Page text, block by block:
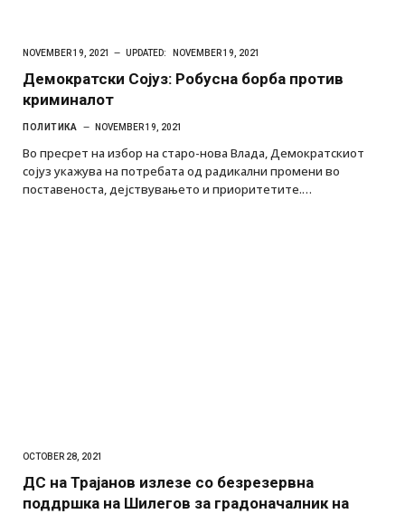
NOVEMBER 19, 2021 UPDATED: NOVEMBER 19, 2021
Демократски Сојуз: Робусна борба против
криминалот
ПОЛИТИКА NOVEMBER 19, 2021
Во пресрет на избор на старо-нова Влада, Демократскиот
сојуз укажува на потребата од радикални промени во
поставеноста, дејствувањето и приоритетите.…
OCTOBER 28, 2021
ДС на Трајанов излезе со безрезервна
поддршка на Шилегов за градоначалник на